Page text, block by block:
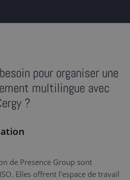
pour organiser une
multilingue avec
?
de Presence Group sont
Elles offrent l’espace de travail